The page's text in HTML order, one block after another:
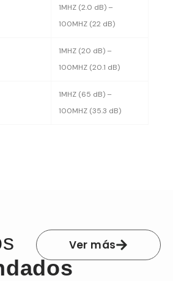
1MHZ (2.0 dB) –
100MHZ (22 dB)
1MHZ (20 dB) –
100MHZ (20.1 dB)
1MHZ (65 dB) –
100MHZ (35.3 dB)
Ver más